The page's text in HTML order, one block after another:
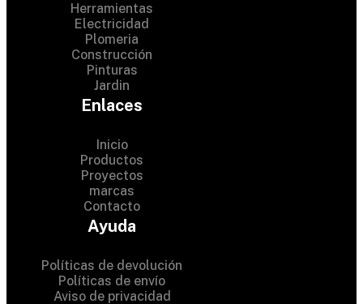
Herramientas
Electricidad
Plomeria
Construcción
Pinturas
Jardin
Enlaces
Inicio
Productos
Proyectos
marcas
Contacto
Ayuda
Políticas de devolución
Políticas de envío
Aviso de privacidad